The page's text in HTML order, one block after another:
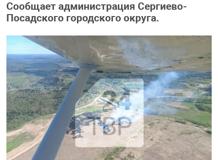
Сообщает администрация Сергиево-
Посадского городского округа.